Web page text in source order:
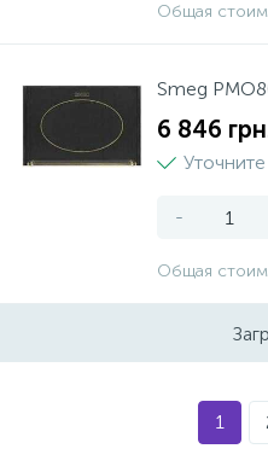
Общая
Smeg
6 846
Уточните
-
Общая
1